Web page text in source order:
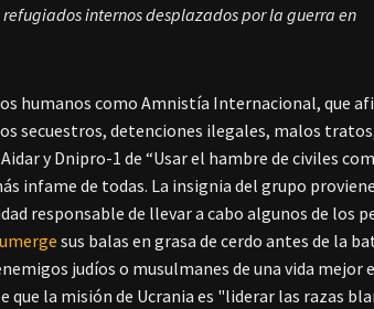
internos desplazados por la guerra en
humanos como Amnistía Internacional, que
secuestros, detenciones ilegales, malos
Aidar y Dnipro-1 de “Usar el hambre de civiles
infame de todas. La insignia del grupo proviene
responsable de llevar a cabo algunos de los
sus balas en grasa de cerdo antes de la
judíos o musulmanes de una vida mejor
que la misión de Ucrania es "liderar las razas